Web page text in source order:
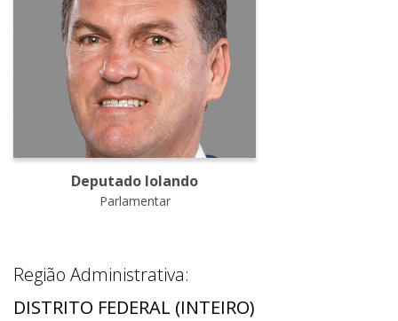
Deputado Iolando
Parlamentar
Região Administrativa:
DISTRITO FEDERAL (INTEIRO)